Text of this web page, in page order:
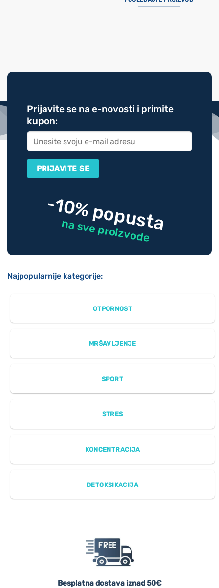
Prijavite se na e-novosti i primite
kupon:
-10% popusta
na sve proizvode
Najpopularnije kategorije:
OTPORNOST
MRŠAVLJENJE
SPORT
STRES
KONCENTRACIJA
DETOKSIKACIJA
Besplatna dostava iznad 50€